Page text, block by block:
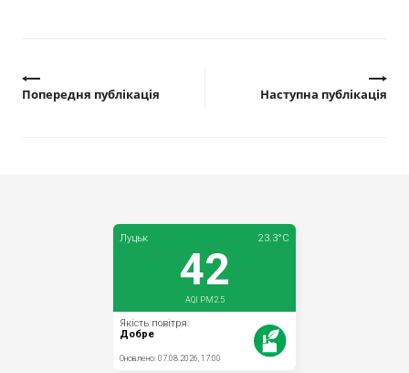
Попередня публікація Наступна публікація